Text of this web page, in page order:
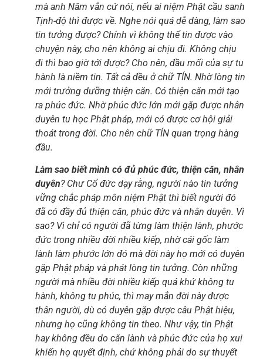
mà anh Năm vẫn cứ nói, nếu ai niệm Phật cầu sanh
Tịnh-độ thì được về. Nghe nói quá dễ dàng, làm sao
tin tưởng được? Chính vì không thể tin được vào
chuyện này, cho nên không ai chịu đi. Không chịu
đi thì bao giờ tới được? Cho nên, đầu mối của sự tu
hành là niềm tin. Tất cả đều ở chữ TÍN. Nhờ lòng tin
mới trưởng dưỡng thiện căn. Có thiện căn mới tạo
ra phúc đức. Nhờ phúc đức lớn mới gặp được nhân
duyên tu học Phật pháp, mới có được cơ hội giải
thoát trong đời. Cho nên chữ TÍN quan trọng hàng
đầu.
Làm sao biết mình có đủ phúc đức, thiện căn, nhân
duyên? Chư Cổ đức dạy rằng, người nào tin tưởng
vững chắc pháp môn niệm Phật thì biết người đó
đã có đầy đủ thiện căn, phúc đức và nhân duyên. Vì
sao? Vì chỉ có người đã từng làm thiện lành, phước
đức trong nhiều đời nhiều kiếp, nhờ cái gốc làm
lành làm phước lớn đó mà đời này họ mới có duyên
gặp Phật pháp và phát lòng tin tưởng. Còn những
người mà nhiều đời nhiều kiếp quá khứ không tu
hành, không tu phúc, thì may mắn đời này được
thân người, dù có duyên gặp được câu Phật hiệu,
nhưng họ cũng không tin theo. Như vậy, tin Phật
hay không đều do căn lành và phúc đức của họ xui
khiến họ quyết định, chứ không phải do sự thuyết